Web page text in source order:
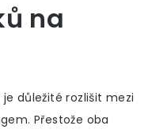
na
důležité rozlišit mezi
Přestože oba